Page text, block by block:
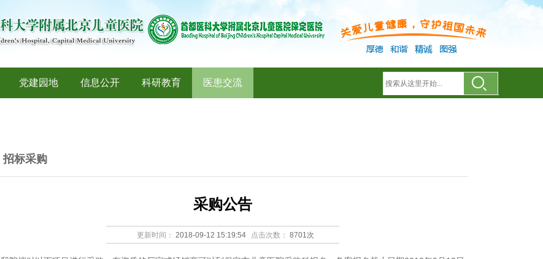
党建园地 信息公开 科研教育 医患交流
招标采购
采购公告
更新时间： 2018-09-12 15:19:54 点击次数： 8701次